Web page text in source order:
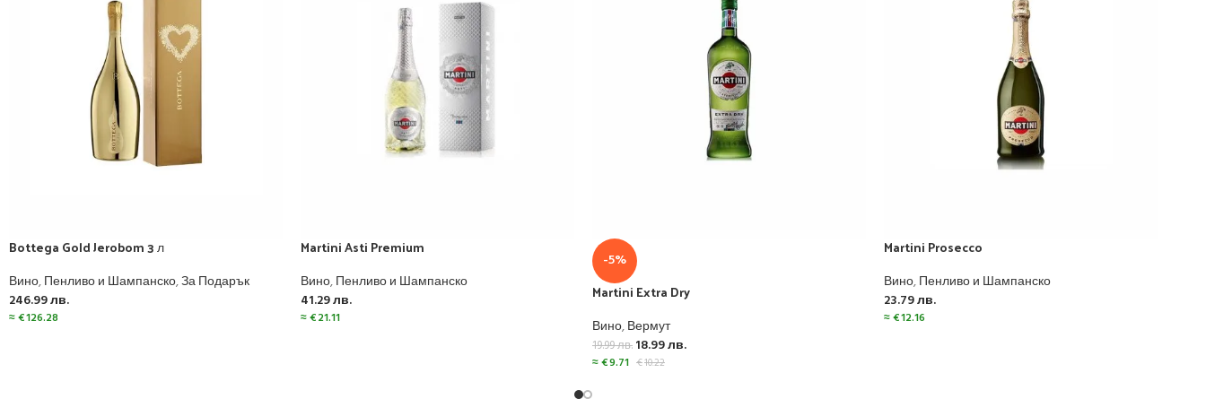
Bottega Gold Jerobom 3 л
Вино,Пенливо и Шампанско,За Подарък
246.99лв.
≈€126.28
Martini Asti Premium
Вино,Пенливо и Шампанско
41.29лв.
≈€21.11
-5%
Martini Extra Dry
Вино,Вермут
19.99лв. 18.99лв.
≈€9.71 €10.22
Martini Prosecco
Вино,Пенливо и Шампанско
23.79лв.
≈€12.16